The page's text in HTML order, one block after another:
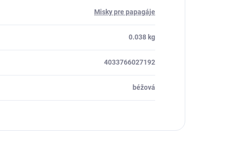
Misky pre papagáje
0.038 kg
4033766027192
béžová